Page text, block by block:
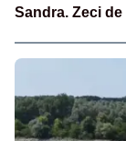
Sandra. Zeci